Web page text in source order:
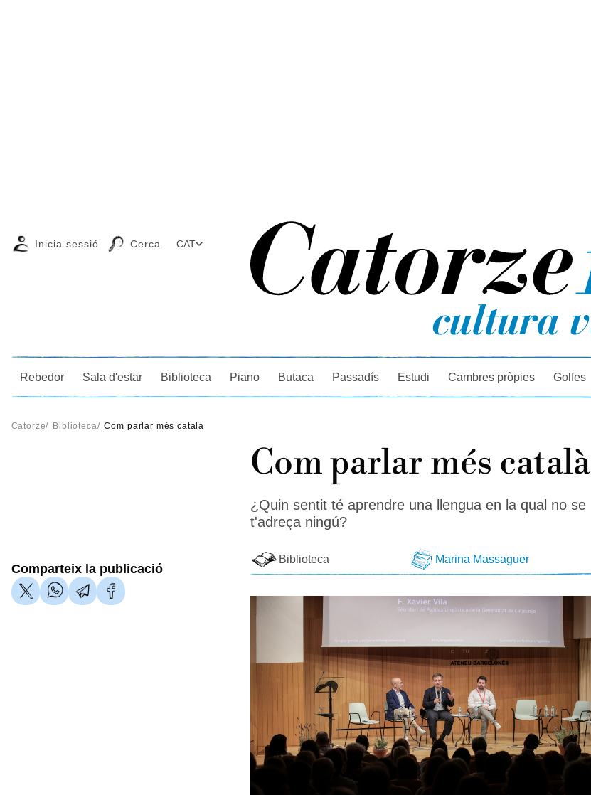
Cercador
Inicia sessió Cerca CAT
Rebedor Sala d'estar Biblioteca Piano Butaca Passadís Estudi Cambres pròpies Golfes
Catorze/ Biblioteca/ Com parlar més català
Com parlar més català
¿Quin sentit té aprendre una llengua en la qual no se
t'adreça ningú?
Biblioteca Marina Massaguer
Comparteix la publicació